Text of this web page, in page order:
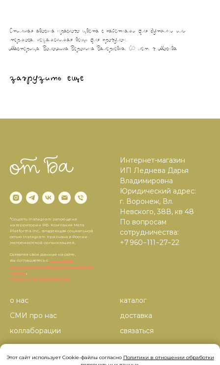
Стильная авоська красного цвета с пайетками для бутылки или
термоса, незаменимая вещь для прогулок.
Мастерица: Волошина Вероника Валерьевна, 60 лет, г. Москва
загрузить еще
*Соцсеть Instagram запрещена
на территории РФ. Компания Meta
Platforms Inc., владеющая социальной
сетью Instagram признана в России
экстремистской организацией.
Оставляя свои данные на сайте,
вы соглашаетесь с Политикой
в отношении обработки персональных
данных.
Договор публичной оферты.
Интернет-магазин
ИП Леднева Дарья
Владимировна
Юридический адрес:
г. Воронеж, Вл.
Невского, 38В, кв 48
По вопросам
сотрудничества:
+7 960−111−27−22
о нас
СМИ про нас
коллаборации
корпоративные заказы
каталог
доставка
связаться
Этот сайт использует Cookie-файлы согласно Политики в отношении обработки